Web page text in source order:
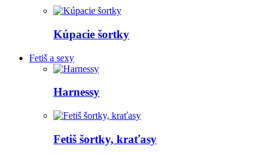
Kúpacie šortky
Fetiš a sexy
Harnessy
Fetiš šortky, kraťasy